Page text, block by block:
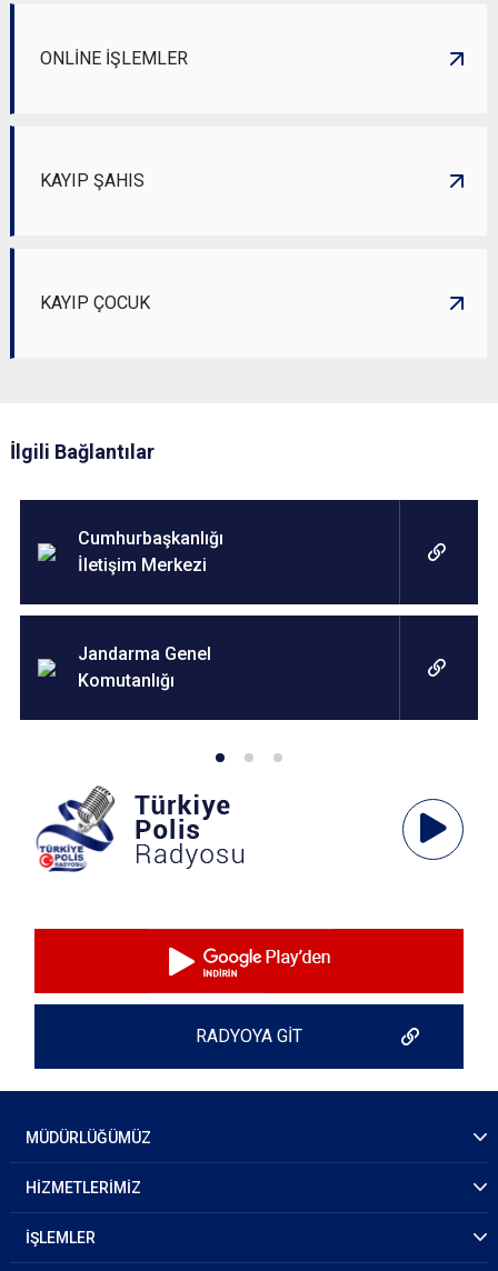
ONLİNE İŞLEMLER
KAYIP ŞAHIS
KAYIP ÇOCUK
İlgili Bağlantılar
Cumhurbaşkanlığı
İletişim Merkezi
Jandarma Genel
Komutanlığı
Ses
Oynatıcı
RADYOYA GİT
MÜDÜRLÜĞÜMÜZ
HİZMETLERİMİZ
İŞLEMLER